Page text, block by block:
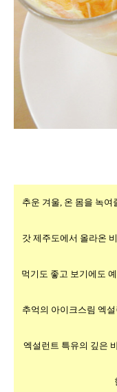
추운 겨울, 온 몸을 녹여
갓 제주도에서 올라온
먹기도 좋고 보기에도
추억의 아이크스림 엑
엑설런트 특유의 깊은